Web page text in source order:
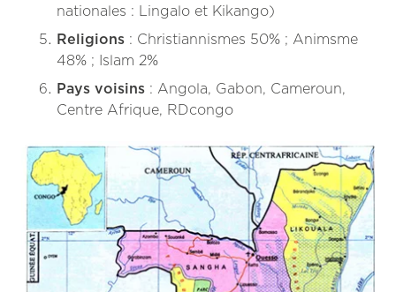
nationales : Lingalo et Kikango)
Religions : Christiannismes 50% ; Animsme
48% ; Islam 2%
Pays voisins : Angola, Gabon, Cameroun,
Centre Afrique, RDcongo